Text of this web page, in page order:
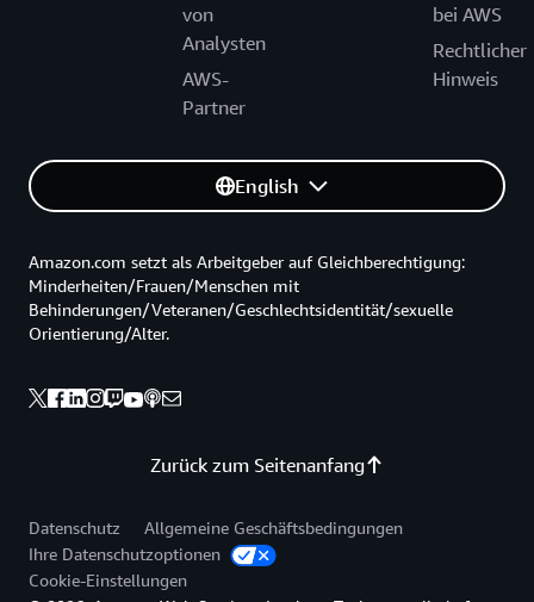
von
Analysten
AWS-
Partner
bei AWS
Rechtlicher
Hinweis
English
Zurück zum Seitenanfang
Amazon.com setzt als Arbeitgeber auf Gleichberechtigung:
Minderheiten/Frauen/Menschen mit
Behinderungen/Veteranen/Geschlechtsidentität/sexuelle
Orientierung/Alter.
Datenschutz
Allgemeine Geschäftsbedingungen
Ihre Datenschutzoptionen
Cookie-Einstellungen